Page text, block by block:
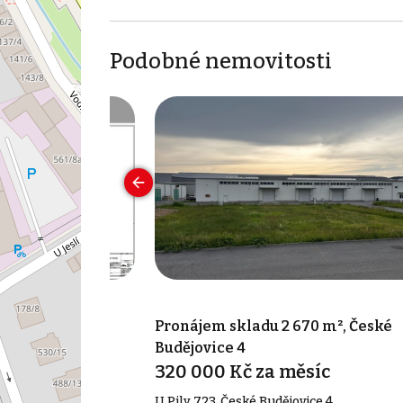
Podobné nemovitosti
m², Hůry
Pronájem skladu 2 670 m², České
Budějovice 4
320 000 Kč za měsíc